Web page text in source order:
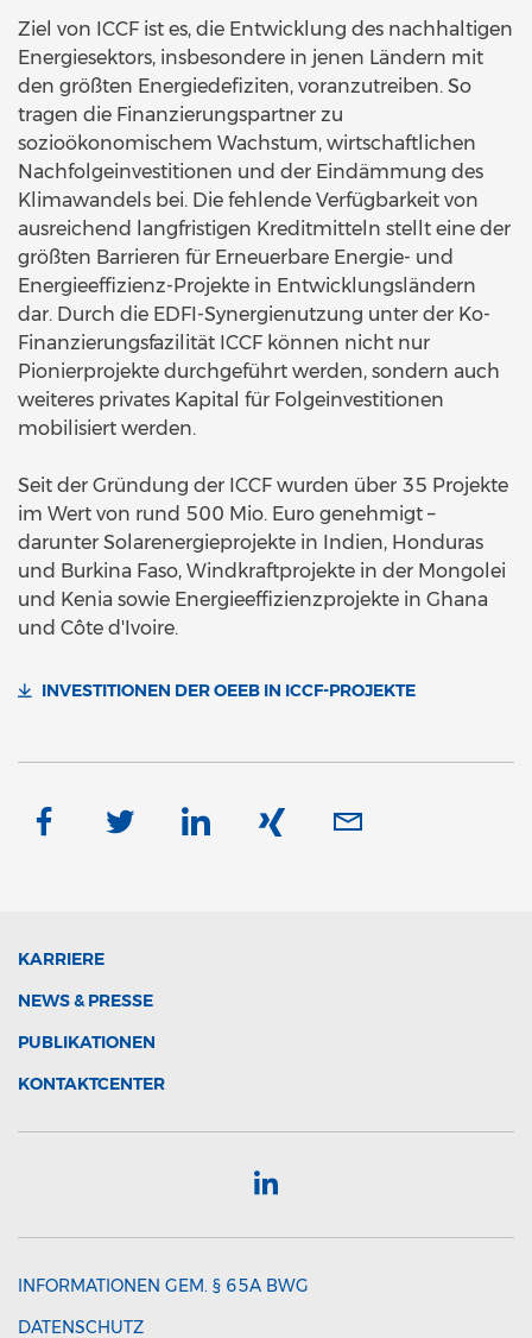
Ziel von ICCF ist es, die Entwicklung des nachhaltigen
Energiesektors, insbesondere in jenen Ländern mit
den größten Energiedefiziten, voranzutreiben. So
tragen die Finanzierungspartner zu
sozioökonomischem Wachstum, wirtschaftlichen
Nachfolgeinvestitionen und der Eindämmung des
Klimawandels bei. Die fehlende Verfügbarkeit von
ausreichend langfristigen Kreditmitteln stellt eine der
größten Barrieren für Erneuerbare Energie- und
Energieeffizienz-Projekte in Entwicklungsländern
dar. Durch die EDFI-Synergienutzung unter der Ko-
Finanzierungsfazilität ICCF können nicht nur
Pionierprojekte durchgeführt werden, sondern auch
weiteres privates Kapital für Folgeinvestitionen
mobilisiert werden.
Seit der Gründung der ICCF wurden über 35 Projekte
im Wert von rund 500 Mio. Euro genehmigt –
darunter Solarenergieprojekte in Indien, Honduras
und Burkina Faso, Windkraftprojekte in der Mongolei
und Kenia sowie Energieeffizienzprojekte in Ghana
und Côte d'Ivoire.
INVESTITIONEN DER OEEB IN ICCF-PROJEKTE
KARRIERE
NEWS & PRESSE
PUBLIKATIONEN
KONTAKTCENTER
INFORMATIONEN GEM. § 65A BWG
DATENSCHUTZ